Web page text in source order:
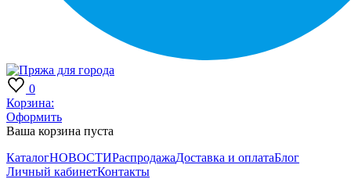
0
Корзина:
Оформить
Ваша корзина пуста
КаталогНОВОСТИРаспродажаДоставка и оплатаБлог
Личный кабинетКонтакты